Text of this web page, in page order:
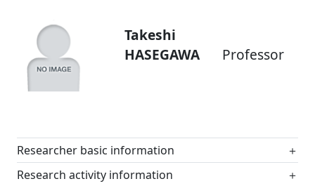
Takeshi
HASEGAWA
Professor
Researcher basic information
＋
Research activity information
＋